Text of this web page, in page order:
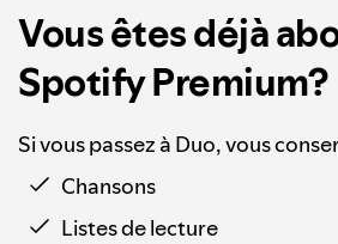
Vous êtes déjà
Spotify Premium?
Si vous passez à Duo, vous
Chansons
Listes de lecture